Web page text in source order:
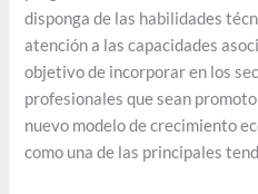
disponga de las habilidades
atención a las capacidades
objetivo de incorporar en los
profesionales que sean
nuevo modelo de crecimiento
como una de las principales